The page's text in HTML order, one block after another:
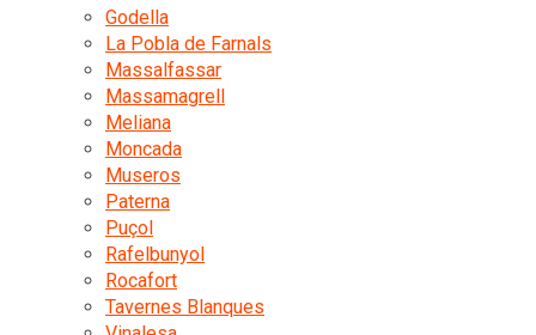
Godella
La Pobla de Farnals
Massalfassar
Massamagrell
Meliana
Moncada
Museros
Paterna
Puçol
Rafelbunyol
Rocafort
Tavernes Blanques